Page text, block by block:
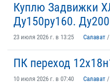
Куплю Задвижки
Ду150ру160.
23 июля 2026 г. в 13:25 Салават /
ПК переход
10 июля 2026 г. в 07:40 Салават /